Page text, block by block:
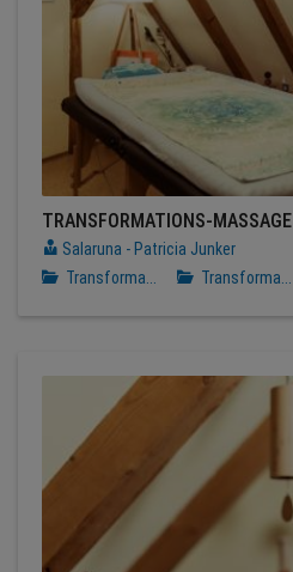
TRANSFORMATIONS-MASSAGE
Salaruna - Patricia Junker
Transforma...
Transforma...